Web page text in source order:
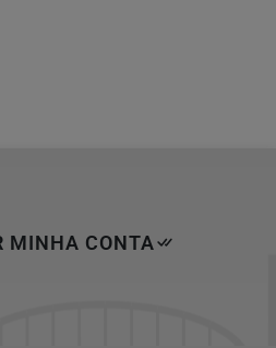
MINHA CONTA